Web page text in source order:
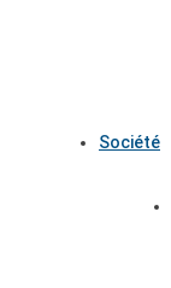
Société